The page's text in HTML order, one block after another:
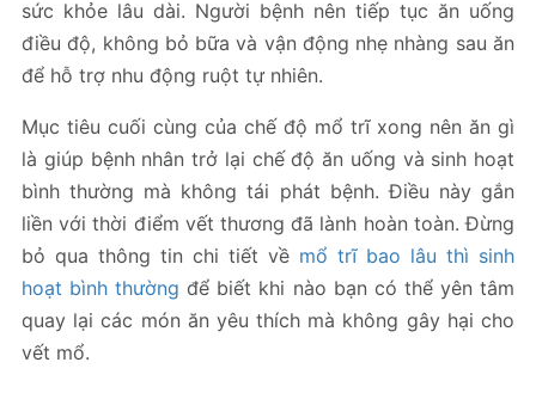
sức khỏe lâu dài. Người bệnh nên tiếp tục ăn uống
điều độ, không bỏ bữa và vận động nhẹ nhàng sau ăn
để hỗ trợ nhu động ruột tự nhiên.
Mục tiêu cuối cùng của chế độ mổ trĩ xong nên ăn gì
là giúp bệnh nhân trở lại chế độ ăn uống và sinh hoạt
bình thường mà không tái phát bệnh. Điều này gắn
liền với thời điểm vết thương đã lành hoàn toàn. Đừng
bỏ qua thông tin chi tiết về mổ trĩ bao lâu thì sinh
hoạt bình thường để biết khi nào bạn có thể yên tâm
quay lại các món ăn yêu thích mà không gây hại cho
vết mổ.